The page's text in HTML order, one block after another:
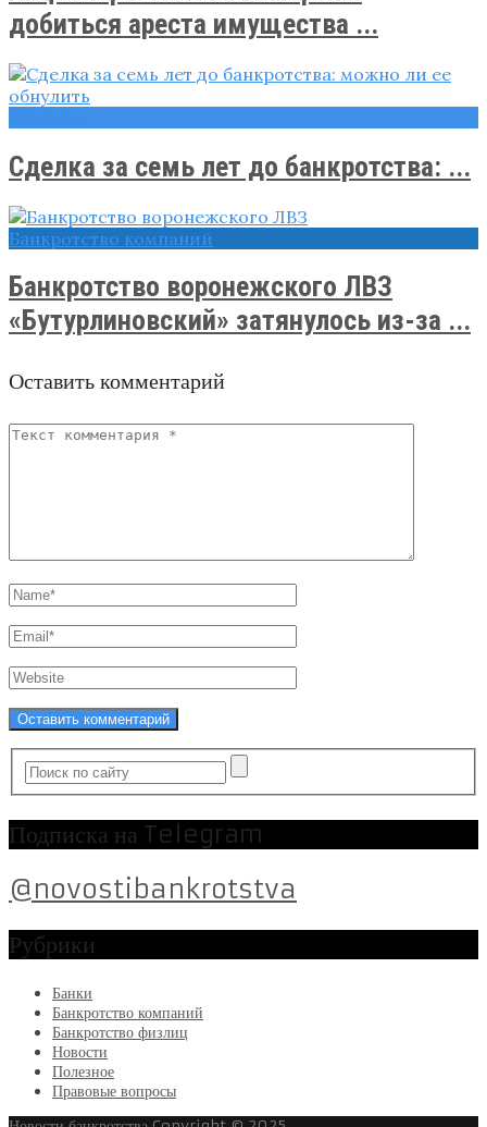
добиться ареста имущества ...
Сделка за семь лет до банкротства: ...
Банкротство компаний
Банкротство воронежского ЛВЗ
«Бутурлиновский» затянулось из-за ...
Оставить комментарий
Подписка на Telegram
@novostibankrotstva
Рубрики
Банки
Банкротство компаний
Банкротство физлиц
Новости
Полезное
Правовые вопросы